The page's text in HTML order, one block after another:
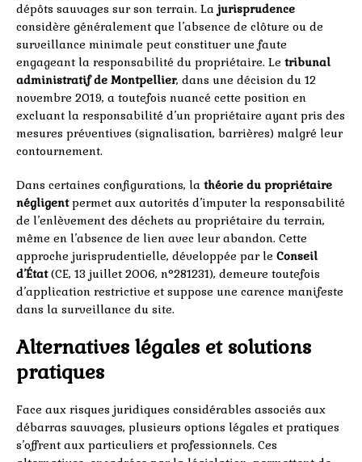
dépôts sauvages sur son terrain. La jurisprudence
considère généralement que l’absence de clôture ou de
surveillance minimale peut constituer une faute
engageant la responsabilité du propriétaire. Le tribunal
administratif de Montpellier, dans une décision du 12
novembre 2019, a toutefois nuancé cette position en
excluant la responsabilité d’un propriétaire ayant pris des
mesures préventives (signalisation, barrières) malgré leur
contournement.
Dans certaines configurations, la théorie du propriétaire
négligentpermet aux autorités d’imputer la responsabilité
de l’enlèvement des déchets au propriétaire du terrain,
même en l’absence de lien avec leur abandon. Cette
approche jurisprudentielle, développée par le Conseil
d’État(CE, 13 juillet 2006, n°281231), demeure toutefois
d’application restrictive et suppose une carence manifeste
dans la surveillance du site.
Alternatives légales et solutions
pratiques
Face aux risques juridiques considérables associés aux
débarras sauvages, plusieurs options légales et pratiques
s’offrent aux particuliers et professionnels. Ces